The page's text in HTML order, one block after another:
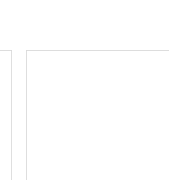
phụ. Đèn UV còn đặc
Những đối tượng cần